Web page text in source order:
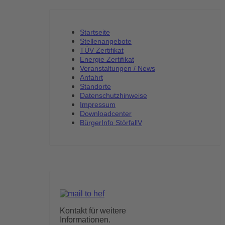
Startseite
Stellenangebote
TÜV Zertifikat
Energie Zertifikat
Veranstaltungen / News
Anfahrt
Standorte
Datenschutzhinweise
Impressum
Downloadcenter
BürgerInfo StörfallV
Kontakt für weitere
Informationen.